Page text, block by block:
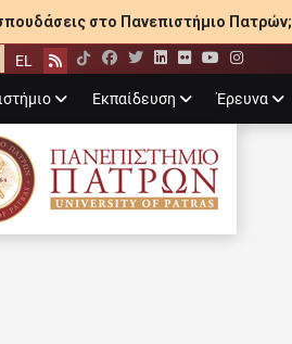
σπουδάσεις στο Πανεπιστήμιο Πατρών;
EL Rss Facebook
Twitter
LinkedIn
Flickr
YouTube
Εκπαίδευση Έρευνα